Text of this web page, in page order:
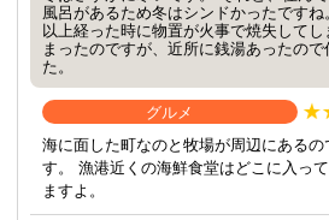
風呂があるため冬はシンドかったです
以上経った時に物置が火事で焼失して
まったのですが、近所に銭湯あったの
た。
グルメ
海に面した町なのと牧場が周辺にあるの
す。 漁港近くの海鮮食堂はどこに入っ
ますよ。